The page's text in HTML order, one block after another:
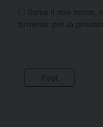
Salva il mio nome,
browser per la